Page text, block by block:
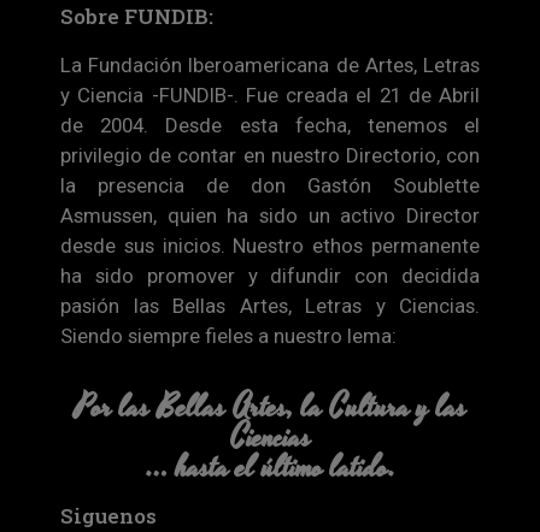
Sobre FUNDIB:
La Fundación Iberoamericana de Artes, Letras
y Ciencia -FUNDIB-. Fue creada el 21 de Abril
de 2004. Desde esta fecha, tenemos el
privilegio de contar en nuestro Directorio, con
la presencia de don Gastón Soublette
Asmussen, quien ha sido un activo Director
desde sus inicios. Nuestro ethos permanente
ha sido promover y difundir con decidida
pasión las Bellas Artes, Letras y Ciencias.
Siendo siempre fieles a nuestro lema:
Por las Bellas Artes, la Cultura y las
Ciencias
… hasta el último latido.
Siguenos